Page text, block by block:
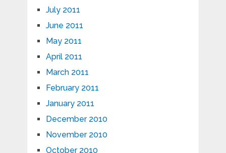
July 2011
June 2011
May 2011
April 2011
March 2011
February 2011
January 2011
December 2010
November 2010
October 2010